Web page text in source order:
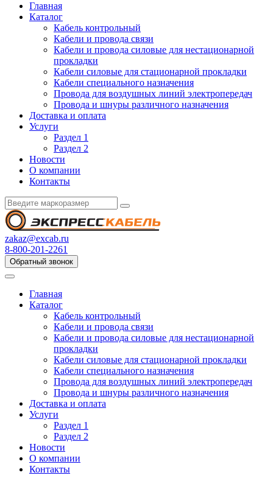
Главная
Каталог
Кабель контрольный
Кабели и провода связи
Кабели и провода силовые для нестационарной
прокладки
Кабели силовые для стационарной прокладки
Кабели специального назначения
Провода для воздушных линий электропередач
Провода и шнуры различного назначения
Доставка и оплата
Услуги
Раздел 1
Раздел 2
Новости
О компании
Контакты
zakaz@excab.ru
8-800-201-2261
Обратный звонок
Главная
Каталог
Кабель контрольный
Кабели и провода связи
Кабели и провода силовые для нестационарной
прокладки
Кабели силовые для стационарной прокладки
Кабели специального назначения
Провода для воздушных линий электропередач
Провода и шнуры различного назначения
Доставка и оплата
Услуги
Раздел 1
Раздел 2
Новости
О компании
Контакты